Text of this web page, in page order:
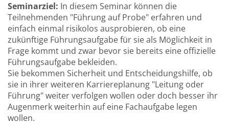
Seminarziel: In diesem Seminar können die
Teilnehmenden "Führung auf Probe" erfahren und
einfach einmal risikolos ausprobieren, ob eine
zukünftige Führungsaufgabe für sie als Möglichkeit in
Frage kommt und zwar bevor sie bereits eine offizielle
Führungsaufgabe bekleiden.
Sie bekommen Sicherheit und Entscheidungshilfe, ob
sie in ihrer weiteren Karriereplanung "Leitung oder
Führung" weiter verfolgen wollen oder doch besser ihr
Augenmerk weiterhin auf eine Fachaufgabe legen
wollen.